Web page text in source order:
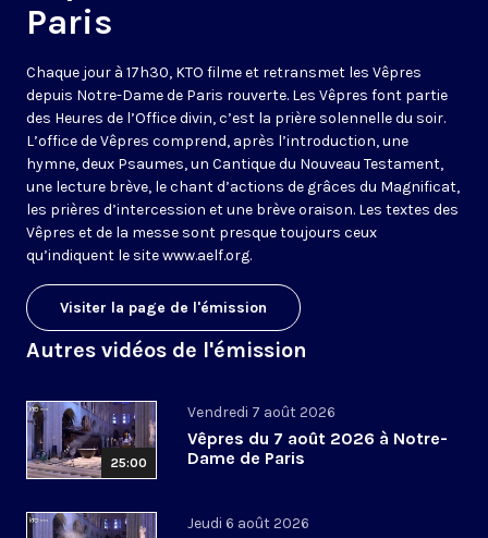
Paris
Chaque jour à 17h30, KTO filme et retransmet les Vêpres
depuis Notre-Dame de Paris rouverte. Les Vêpres font partie
des Heures de l’Office divin, c’est la prière solennelle du soir.
L’office de Vêpres comprend, après l’introduction, une
hymne, deux Psaumes, un Cantique du Nouveau Testament,
une lecture brève, le chant d’actions de grâces du Magnificat,
les prières d’intercession et une brève oraison. Les textes des
Vêpres et de la messe sont presque toujours ceux
qu’indiquent le sitewww.aelf.org.
Visiter la page de l'émission
Autres vidéos de l'émission
25:00
Vendredi 7 août 2026
Vêpres du 7 août 2026 à Notre-
Dame de Paris
Jeudi 6 août 2026